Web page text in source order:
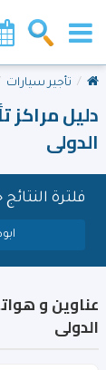
تأجير سيارات
دليل مراكز
الدولى
فلترة
عناوين و
الدولى